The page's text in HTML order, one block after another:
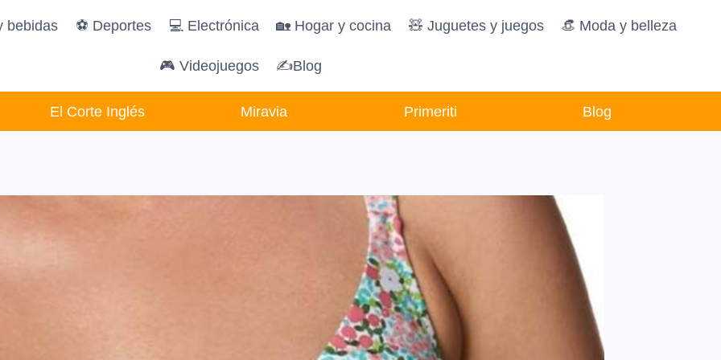
bebidas ️⚽️ Deportes 💻 Electrónica 🏡 Hogar y cocina 🧸️ Juguetes y juegos 👒 Moda y belleza
🎮 Videojuegos ✍Blog
El Corte Inglés Miravia Primeriti Blog